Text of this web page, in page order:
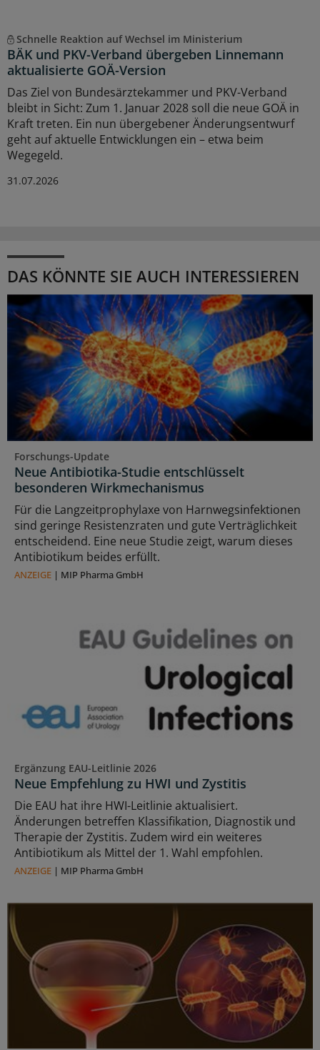
Schnelle Reaktion auf Wechsel im Ministerium
BÄK und PKV-Verband übergeben Linnemann
aktualisierte GOÄ-Version
Das Ziel von Bundesärztekammer und PKV-Verband
bleibt in Sicht: Zum 1. Januar 2028 soll die neue GOÄ in
Kraft treten. Ein nun übergebener Änderungsentwurf
geht auf aktuelle Entwicklungen ein – etwa beim
Wegegeld.
31.07.2026
DAS KÖNNTE SIE AUCH INTERESSIEREN
Forschungs-Update
Neue Antibiotika-Studie entschlüsselt
besonderen Wirkmechanismus
Für die Langzeitprophylaxe von Harnwegsinfektionen
sind geringe Resistenzraten und gute Verträglichkeit
entscheidend. Eine neue Studie zeigt, warum dieses
Antibiotikum beides erfüllt.
ANZEIGE | MIP Pharma GmbH
Ergänzung EAU-Leitlinie 2026
Neue Empfehlung zu HWI und Zystitis
Die EAU hat ihre HWI-Leitlinie aktualisiert.
Änderungen betreffen Klassifikation, Diagnostik und
Therapie der Zystitis. Zudem wird ein weiteres
Antibiotikum als Mittel der 1. Wahl empfohlen.
ANZEIGE | MIP Pharma GmbH